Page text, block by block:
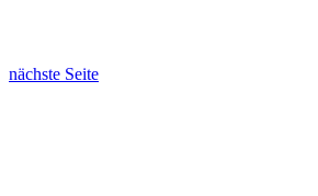
nächste Seite